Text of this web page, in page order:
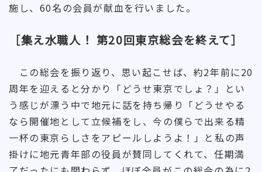
施し、60名の会員が献血を行いました。
［集え水職人！ 第20回東京総会を終えて］
この総会を振り返り、思い起こせば、約2年前に20
周年を迎えると分かり「どうせ東京でしょ？」とい
う感じが漂う中で地元に話を持ち帰り「どうせやる
なら開催地として立候補をし、今の僕らで出来る精
一杯の東京らしさをアピールしようよ！」と私の声
掛けに地元青年部の役員が賛同してくれて、任期満